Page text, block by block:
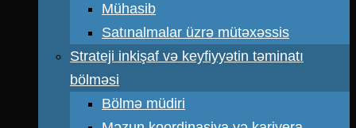
Mühasib
Satınalmalar üzrə mütəxəssis
Strateji inkişaf və keyfiyyətin təminatı
bölməsi
Bölmə müdiri